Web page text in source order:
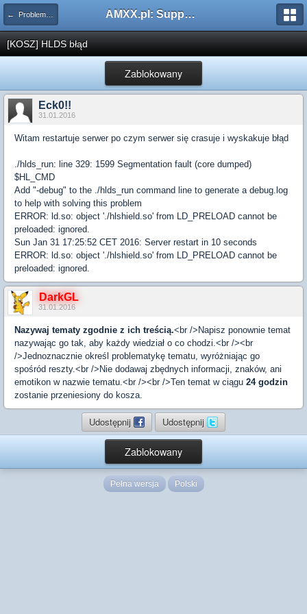
← Problemy z pluginami AMXX.pl: Support AMX Mod X i SourceMod
[KOSZ] HLDS błąd
Zablokowany
Eck0!!
31.01.2016
Witam restartuje serwer po czym serwer się crasuje i wyskakuje błąd
./hlds_run: line 329: 1599 Segmentation fault (core dumped)
$HL_CMD
Add "-debug" to the ./hlds_run command line to generate a debug.log
to help with solving this problem
ERROR: ld.so: object './hlshield.so' from LD_PRELOAD cannot be
preloaded: ignored.
Sun Jan 31 17:25:52 CET 2016: Server restart in 10 seconds
ERROR: ld.so: object './hlshield.so' from LD_PRELOAD cannot be
preloaded: ignored.
DarkGL
31.01.2016
Nazywaj tematy zgodnie z ich treścią.<br />Napisz ponownie temat
nazywając go tak, aby każdy wiedział o co chodzi.<br /><br
/>Jednoznacznie określ problematykę tematu, wyróżniając go
spośród reszty.<br />Nie dodawaj zbędnych informacji, znaków, ani
emotikon w nazwie tematu.<br /><br />Ten temat w ciągu 24 godzin
zostanie przeniesiony do kosza.
Udostępnij Udostępnij
Zablokowany
Pełna wersja Polski